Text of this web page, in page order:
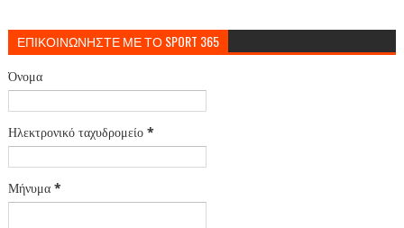
ΕΠΙΚΟΙΝΩΝΗΣΤΕ ΜΕ ΤΟ SPORT 365
Όνομα
Ηλεκτρονικό ταχυδρομείο *
Μήνυμα *